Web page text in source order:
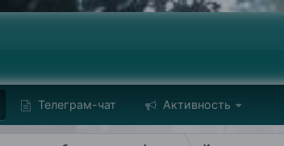
Телеграм-чат Активность